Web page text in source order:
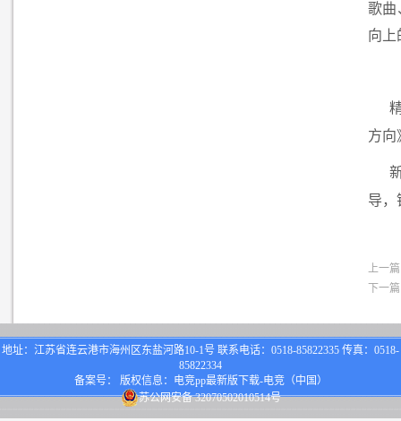
歌曲
向上
方向
导，
上一
下一
地址：江苏省连云港市海州区东盐河路10-1号 联系电话：0518-85822335 传真：0518-
85822334
备案号： 版权信息：电竞pp最新版下载-电竞（中国）
苏公网安备 32070502010514号